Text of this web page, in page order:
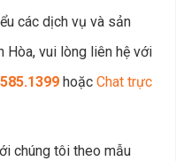
các dịch vụ và sản
Hòa, vui lòng liên hệ với
hoặc Chat trực
chúng tôi theo mẫu